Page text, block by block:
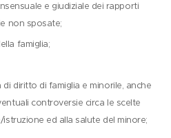
e giudiziale dei rapporti
non sposate;
famiglia;
di diritto di famiglia e minorile, anche
controversie circa le scelte
ed alla salute del minore;